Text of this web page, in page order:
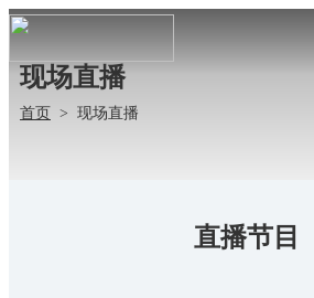
现场直播
首页 > 现场直播
直播节目